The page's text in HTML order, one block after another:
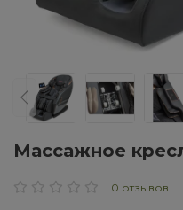
Массажное
0 отзывов